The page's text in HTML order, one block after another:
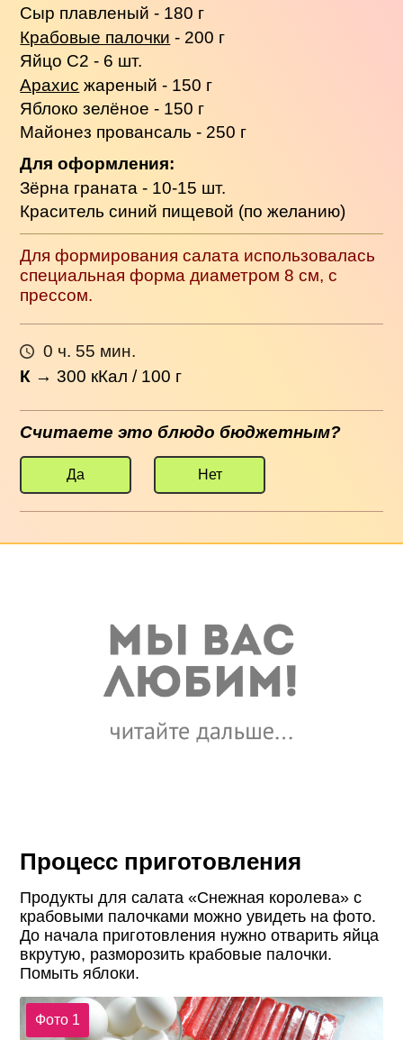
Сыр плавленый - 180 г
Крабовые палочки - 200 г
Яйцо С2 - 6 шт.
Арахис жареный - 150 г
Яблоко зелёное - 150 г
Майонез провансаль - 250 г
Для оформления:
Зёрна граната - 10-15 шт.
Краситель синий пищевой (по желанию)
Для формирования салата использовалась
специальная форма диаметром 8 см, с
прессом.
0 ч. 55 мин.
К →300 кКал / 100 г
Считаете это блюдо бюджетным?
Да Нет
Процесс приготовления
Продукты для салата «Снежная королева» с
крабовыми палочками можно увидеть на фото.
До начала приготовления нужно отварить яйца
вкрутую, разморозить крабовые палочки.
Помыть яблоки.
Фото 1